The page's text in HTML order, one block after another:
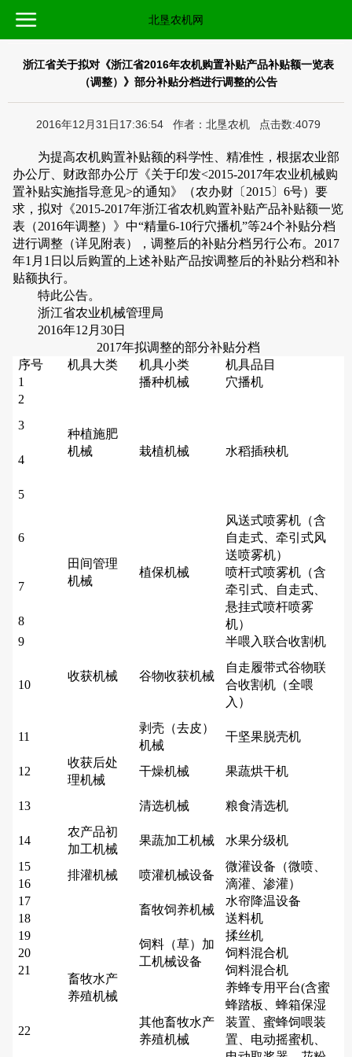
北垦农机网
浙江省关于拟对《浙江省2016年农机购置补贴产品补贴额一览表
（调整）》部分补贴分档进行调整的公告
2016年12月31日17:36:54 作者：北垦农机 点击数:4079
为提高农机购置补贴额的科学性、精准性，根据农业部
办公厅、财政部办公厅《关于印发<2015-2017年农业机械购
置补贴实施指导意见>的通知》（农办财〔2015〕6号）要
求，拟对《2015-2017年浙江省农机购置补贴产品补贴额一览
表（2016年调整）》中“精量6-10行穴播机”等24个补贴分档
进行调整（详见附表），调整后的补贴分档另行公布。2017
年1月1日以后购置的上述补贴产品按调整后的补贴分档和补
贴额执行。
特此公告。
浙江省农业机械管理局
2016年12月30日
2017年拟调整的部分补贴分档
序号
机具大类 机具小类 机具品目
1
种植施肥
机械
播种机械 穴播机
2
栽植机械 水稻插秧机
3
4
5
6
田间管理
机械
植保机械
风送式喷雾机（含
自走式、牵引式风
送喷雾机）
7
喷杆式喷雾机（含
牵引式、自走式、
悬挂式喷杆喷雾
机）
8
9
收获机械 谷物收获机械
半喂入联合收割机
10
自走履带式谷物联
合收割机（全喂
入）
11
收获后处
理机械
剥壳（去皮）
机械
干坚果脱壳机
12
干燥机械 果蔬烘干机
13
清选机械 粮食清选机
14
农产品初
加工机械
果蔬加工机械 水果分级机
15
排灌机械 喷灌机械设备
微灌设备（微喷、
滴灌、渗灌）
16
17
畜牧水产
养殖机械
畜牧饲养机械
水帘降温设备
18
送料机
19
饲料（草）加
工机械设备
揉丝机
20
饲料混合机
21
饲料混合机
22
其他畜牧水产
养殖机械
养蜂专用平台(含蜜
蜂踏板、蜂箱保湿
装置、蜜蜂饲喂装
置、电动摇蜜机、